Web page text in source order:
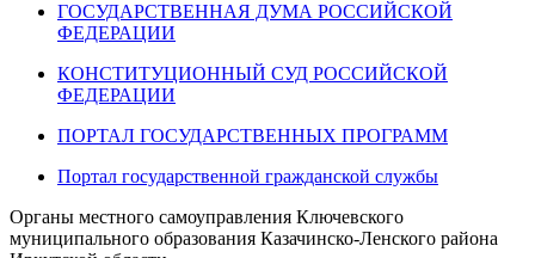
ГОСУДАРСТВЕННАЯ ДУМА РОССИЙСКОЙ
ФЕДЕРАЦИИ
КОНСТИТУЦИОННЫЙ СУД РОССИЙСКОЙ
ФЕДЕРАЦИИ
ПОРТАЛ ГОСУДАРСТВЕННЫХ ПРОГРАММ
Портал государственной гражданской службы
Органы местного самоуправления Ключевского
муниципального образования Казачинско-Ленского района